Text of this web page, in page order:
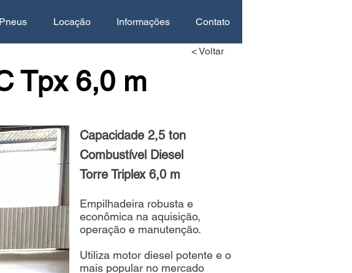
Pneus Locação Informações Contato
Tpx 6,0 m
< Voltar
Capacidade 2,5 ton
Combustível Diesel
Torre Triplex 6,0 m
Empilhadeira robusta e
econômica na aquisição,
operação e manutenção.
Utiliza motor diesel potente e o
mais popular no mercado